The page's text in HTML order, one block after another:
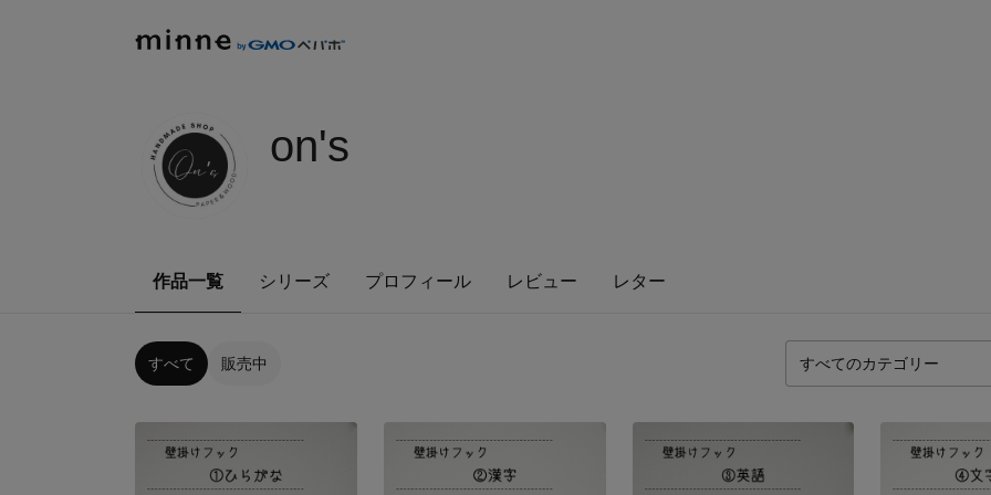
on's
作品一覧 シリーズ プロフィール レビュー レター
すべて 販売中